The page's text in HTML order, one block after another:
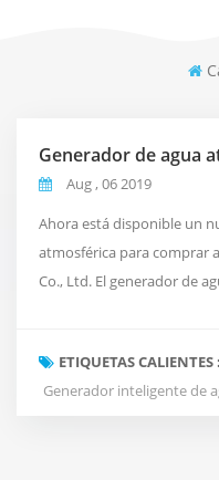
Generador de agua
Aug , 06 2019
Ahora está disponible un
atmosférica para comprar
Co., Ltd. El generador de
de usar tuberías
costosa. Toma el aire a
ETIQUETAS CALIENTES :
Generador inteligente de